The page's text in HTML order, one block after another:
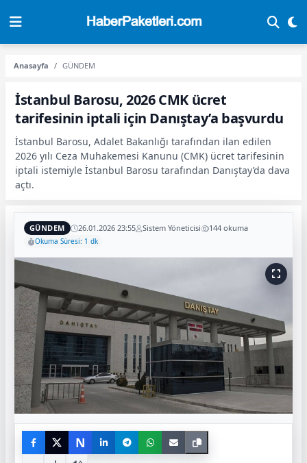
Anasayfa GÜNDEM
İstanbul Barosu, 2026 CMK ücret
tarifesinin iptali için Danıştay’a başvurdu
İstanbul Barosu, Adalet Bakanlığı tarafından ilan edilen
2026 yılı Ceza Muhakemesi Kanunu (CMK) ücret tarifesinin
iptali istemiyle İstanbul Barosu tarafından Danıştay’da dava
açtı.
GÜNDEM 26.01.2026 23:55 Sistem Yöneticisi 144 okuma
Okuma Süresi: 1 dk
N